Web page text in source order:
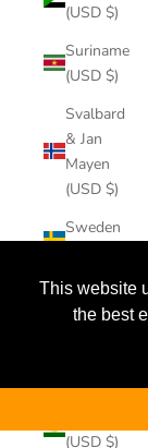
This website
the best
(USD $)
Suriname
(USD $)
Svalbard
& Jan
Mayen
(USD $)
Sweden
Switzerland
(USD $)
(USD $)